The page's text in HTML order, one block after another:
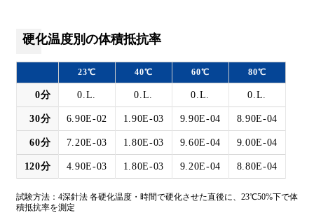
硬化温度別の体積抵抗率
23℃ 40℃ 60℃ 80℃
0分 0.L. 0.L. 0.L. 0.L.
30分 6.90E-02 1.90E-03 9.90E-04 8.90E-04
60分 7.20E-03 1.80E-03 9.60E-04 9.00E-04
120分 4.90E-03 1.80E-03 9.20E-04 8.80E-04
試験方法：4深針法 各硬化温度・時間で硬化させた直後に、23℃50%下で体
積抵抗率を測定